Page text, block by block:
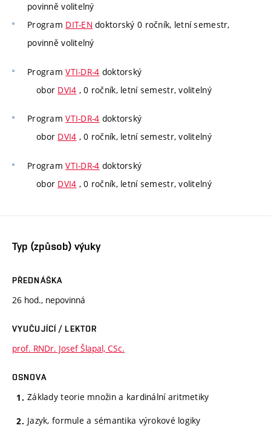
povinně volitelný
Program DIT-EN doktorský 0 ročník, letní semestr,
povinně volitelný
ProgramVTI-DR-4 doktorský
obor DVI4 , 0 ročník, letní semestr, volitelný
ProgramVTI-DR-4 doktorský
obor DVI4 , 0 ročník, letní semestr, volitelný
ProgramVTI-DR-4 doktorský
obor DVI4 , 0 ročník, letní semestr, volitelný
Typ (způsob) výuky
PŘEDNÁŠKA
26 hod., nepovinná
VYUČUJÍCÍ / LEKTOR
prof. RNDr. Josef Šlapal, CSc.
OSNOVA
Základy teorie množin a kardinální aritmetiky
Jazyk, formule a sémantika výrokové logiky